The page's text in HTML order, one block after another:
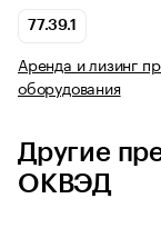
77.39.1
Аренда и лизинг
оборудования
Другие
ОКВЭД